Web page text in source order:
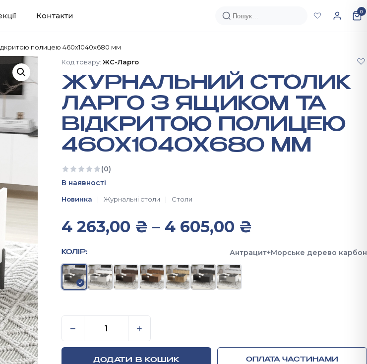
Контакти 0
полицею 460х1040х680 мм
Код товару:ЖС-Ларго
ЖУРНАЛЬНИЙ СТОЛИК
ЛАРГО З ЯЩИКОМ ТА
ВІДКРИТОЮ ПОЛИЦЕЮ
460Х1040Х680 ММ
(0)
Ще немає відгуків
В наявності
Новинка Журнальні столи Столи
4 263,00 ₴ – 4 605,00 ₴
КОЛІР: Антрацит+Морське дерево карбон
− +
ДОДАТИ В КОШИК ОПЛАТА ЧАСТИНАМИ